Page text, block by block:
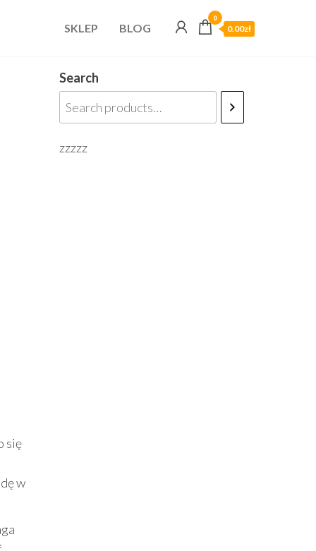
SKLEP BLOG
0
0.00zł
się
w
Search
zzzzz